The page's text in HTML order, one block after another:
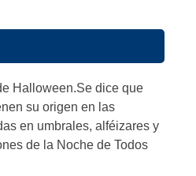
Halloween.Se dice que
su origen en las
en umbrales, alféizares y
de la Noche de Todos